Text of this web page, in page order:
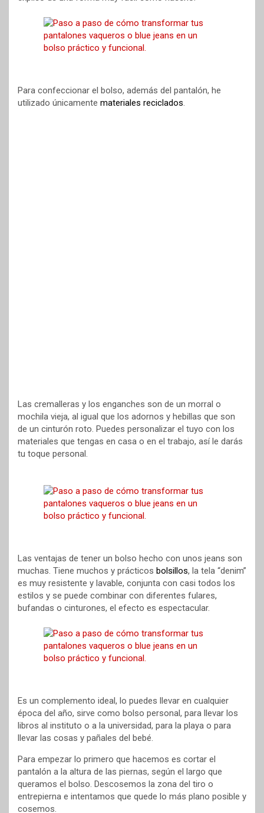
o
k s p
Para confeccionar el bolso, además del pantalón, he
utilizado únicamente materiales reciclados.
Las cremalleras y los enganches son de un morral o
mochila vieja, al igual que los adornos y hebillas que son
de un cinturón roto. Puedes personalizar el tuyo con los
materiales que tengas en casa o en el trabajo, así le darás
tu toque personal.
Las ventajas de tener un bolso hecho con unos jeans son
muchas. Tiene muchos y prácticos bolsillos, la tela “denim”
es muy resistente y lavable, conjunta con casi todos los
estilos y se puede combinar con diferentes fulares,
bufandas o cinturones, el efecto es espectacular.
Es un complemento ideal, lo puedes llevar en cualquier
época del año, sirve como bolso personal, para llevar los
libros al instituto o a la universidad, para la playa o para
llevar las cosas y pañales del bebé.
Para empezar lo primero que hacemos es cortar el
pantalón a la altura de las piernas, según el largo que
queramos el bolso. Descosemos la zona del tiro o
entrepierna e intentamos que quede lo más plano posible y
cosemos.